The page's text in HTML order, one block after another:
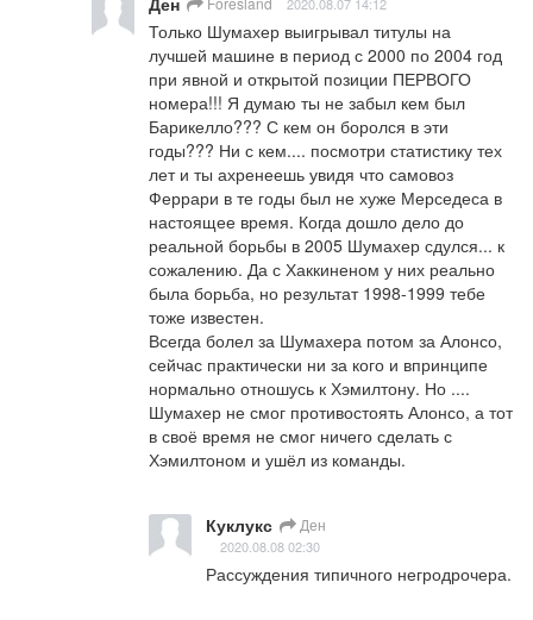
Только Шумахер выигрывал титулы на
лучшей машине в период с 2000 по 2004 год
при явной и открытой позиции ПЕРВОГО
номера!!! Я думаю ты не забыл кем был
Барикелло??? С кем он боролся в эти
годы??? Ни с кем.... посмотри статистику тех
лет и ты ахренеешь увидя что самовоз
Феррари в те годы был не хуже Мерседеса в
настоящее время. Когда дошло дело до
реальной борьбы в 2005 Шумахер сдулся... к
сожалению. Да с Хаккиненом у них реально
была борьба, но результат 1998-1999 тебе
тоже известен.
Всегда болел за Шумахера потом за Алонсо,
сейчас практически ни за кого и впринципе
нормально отношусь к Хэмилтону. Но ....
Шумахер не смог противостоять Алонсо, а тот
в своё время не смог ничего сделать с
Хэмилтоном и ушёл из команды.
Куклукс Ден
2020.08.08 02:30
Рассуждения типичного негродрочера.